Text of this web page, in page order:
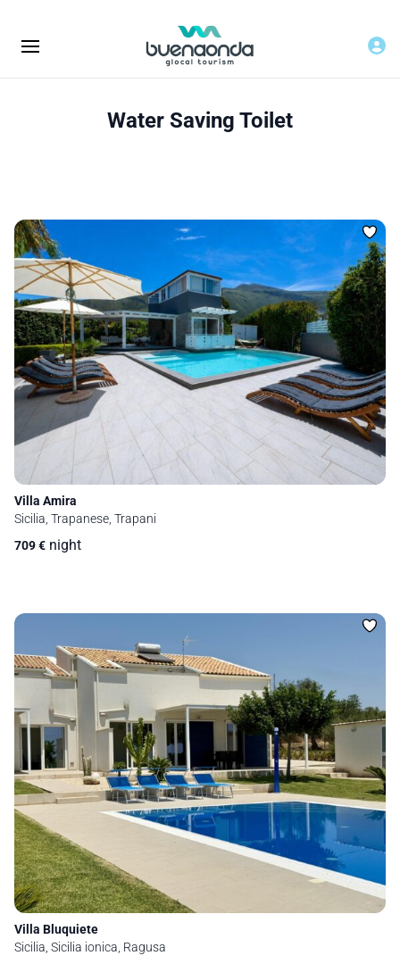
Water Saving Toilet
Villa Amira
Sicilia, Trapanese, Trapani
709€ night
Villa Bluquiete
Sicilia, Sicilia ionica, Ragusa